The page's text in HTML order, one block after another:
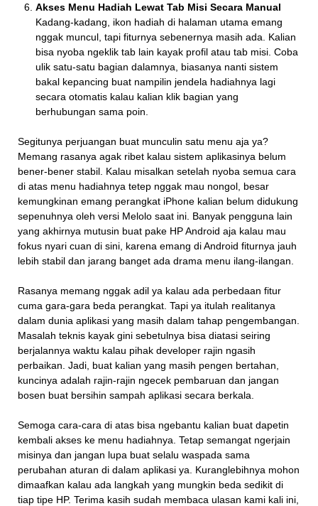
Akses Menu Hadiah Lewat Tab Misi Secara Manual
Kadang-kadang, ikon hadiah di halaman utama emang
nggak muncul, tapi fiturnya sebenernya masih ada. Kalian
bisa nyoba ngeklik tab lain kayak profil atau tab misi. Coba
ulik satu-satu bagian dalamnya, biasanya nanti sistem
bakal kepancing buat nampilin jendela hadiahnya lagi
secara otomatis kalau kalian klik bagian yang
berhubungan sama poin.
Segitunya perjuangan buat munculin satu menu aja ya?
Memang rasanya agak ribet kalau sistem aplikasinya belum
bener-bener stabil. Kalau misalkan setelah nyoba semua cara
di atas menu hadiahnya tetep nggak mau nongol, besar
kemungkinan emang perangkat iPhone kalian belum didukung
sepenuhnya oleh versi Melolo saat ini. Banyak pengguna lain
yang akhirnya mutusin buat pake HP Android aja kalau mau
fokus nyari cuan di sini, karena emang di Android fiturnya jauh
lebih stabil dan jarang banget ada drama menu ilang-ilangan.
Rasanya memang nggak adil ya kalau ada perbedaan fitur
cuma gara-gara beda perangkat. Tapi ya itulah realitanya
dalam dunia aplikasi yang masih dalam tahap pengembangan.
Masalah teknis kayak gini sebetulnya bisa diatasi seiring
berjalannya waktu kalau pihak developer rajin ngasih
perbaikan. Jadi, buat kalian yang masih pengen bertahan,
kuncinya adalah rajin-rajin ngecek pembaruan dan jangan
bosen buat bersihin sampah aplikasi secara berkala.
Semoga cara-cara di atas bisa ngebantu kalian buat dapetin
kembali akses ke menu hadiahnya. Tetap semangat ngerjain
misinya dan jangan lupa buat selalu waspada sama
perubahan aturan di dalam aplikasi ya. Kuranglebihnya mohon
dimaafkan kalau ada langkah yang mungkin beda sedikit di
tiap tipe HP. Terima kasih sudah membaca ulasan kami kali ini,